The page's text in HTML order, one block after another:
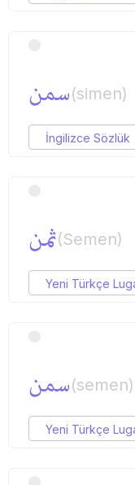
سمن(simen)
İngilizce Sözlük
ثمن(Semen)
Yeni Türkçe
سمن(semen)
Yeni Türkçe